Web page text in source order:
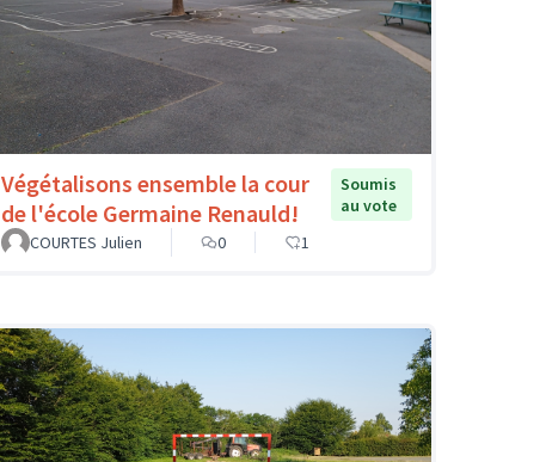
Végétalisons ensemble la cour
de l'école Germaine Renauld!
Soumis
au vote
COURTES Julien
0 1